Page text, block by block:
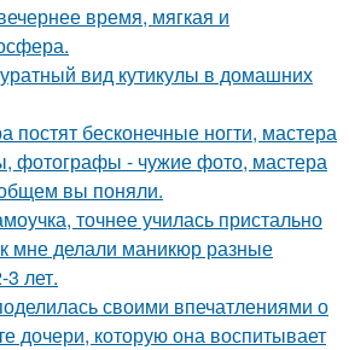
время, мягкая и
вид кутикулы в домашних
постят бесконечные ногти, мастера
фотографы - чужие фото, мастера
вы поняли.
точнее училась пристально
мне делали маникюр разные
3 лет.
своими впечатлениями о
дочери, которую она воспитывает